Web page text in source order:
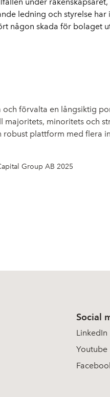
ledning och styrelse
någon skada för bolaget
förvalta en långsiktig
minoritets och
plattform med
Group AB 2025
Social
LinkedIn
Youtube